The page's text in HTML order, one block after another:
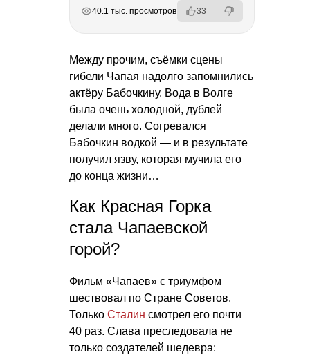
40.1 тыс. просмотров 33
Между прочим, съёмки сцены
гибели Чапая надолго запомнились
актёру Бабочкину. Вода в Волге
была очень холодной, дублей
делали много. Согревался
Бабочкин водкой — и в результате
получил язву, которая мучила его
до конца жизни…
Как Красная Горка
стала Чапаевской
горой?
Фильм «Чапаев» с триумфом
шествовал по Стране Советов.
Только Сталин смотрел его почти
40 раз. Слава преследовала не
только создателей шедевра: